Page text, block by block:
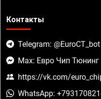
Контакты
Telegram: @EuroCT_bot
Max: Евро Чип Тюнинг
https://vk.com/
WhatsApp: